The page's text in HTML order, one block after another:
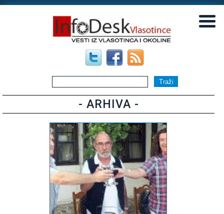
- ARHIVA -